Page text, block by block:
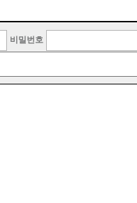
비밀번호